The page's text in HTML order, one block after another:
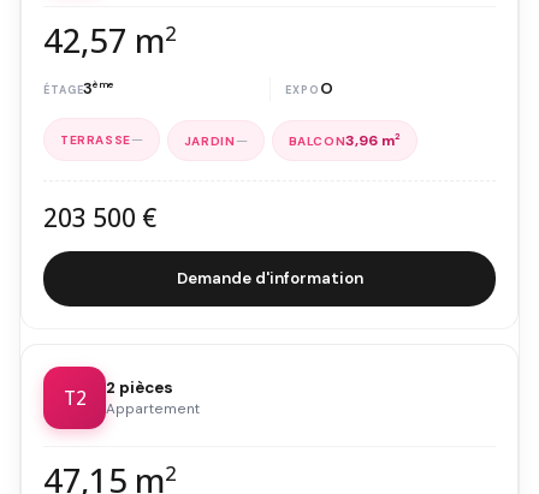
42,57 m2
3ème O
— — 3,96 m2
203 500 €
Demande d'information
T2 2 pièces
Appartement
47,15 m2